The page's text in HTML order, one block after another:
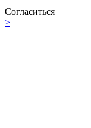
Согласиться
>